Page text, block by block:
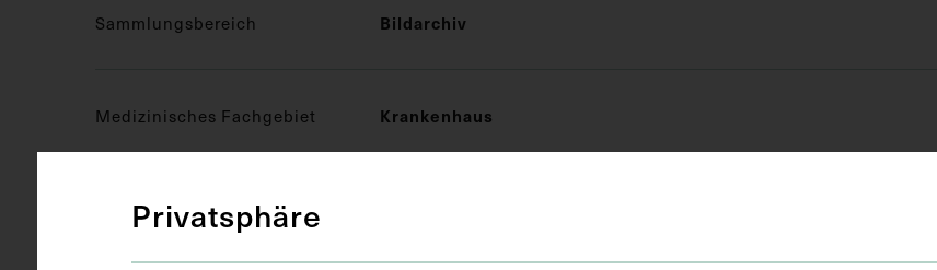
Sammlungsbereich Bildarchiv
Medizinisches Fachgebiet Krankenhaus
Objektart
Privatsphäre